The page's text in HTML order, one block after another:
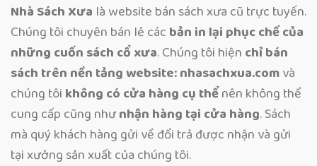
Nhà Sách Xưa là website bán sách xưa cũ trực tuyến.
Chúng tôi chuyên bán lẻ các bản in lại phục chế của
những cuốn sách cổ xưa. Chúng tôi hiện chỉ bán
sách trên nền tảng website: nhasachxua.comvà
chúng tôi không có cửa hàng cụ thểnên không thể
cung cấp cũng nhưnhận hàng tại cửa hàng. Sách
mà quý khách hàng gửi về đổi trả được nhận và gửi
tại xưởng sản xuất của chúng tôi.